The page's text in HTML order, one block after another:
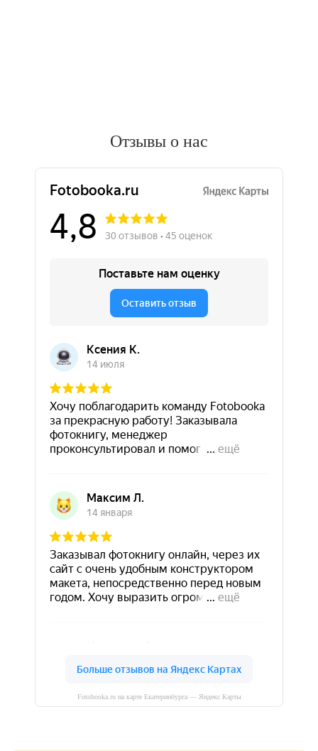
Отзывы о нас
Fotobooka.ru на карте Екатеринбурга — Яндекс Карты